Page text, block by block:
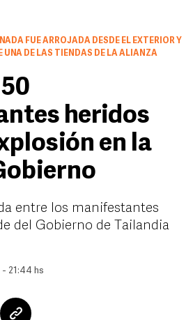
FUE ARROJADA DESDE EL EXTERIOR Y
UNA DE LAS TIENDAS DE LA ALIANZA
heridos
en la
entre los manifestantes
del Gobierno de Tailandia
21:44 hs